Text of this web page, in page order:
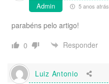
Admin 5 anos atrás
parabéns pelo artigo!
0
Responder
Luiz Antonio